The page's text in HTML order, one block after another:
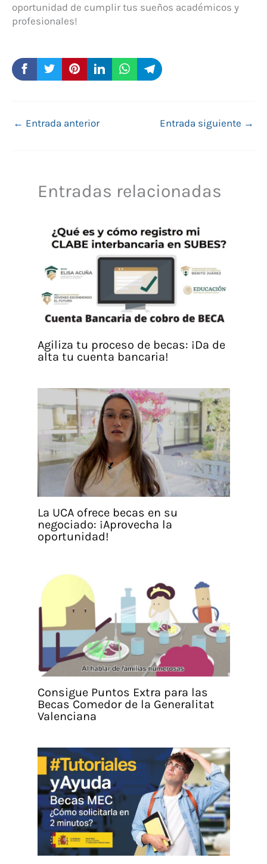
oportunidad de cumplir tus sueños académicos y
profesionales!
← Entrada anterior Entrada siguiente →
Entradas relacionadas
Agiliza tu proceso de becas: ¡Da de
alta tu cuenta bancaria!
La UCA ofrece becas en su
negociado: ¡Aprovecha la
oportunidad!
Consigue Puntos Extra para las
Becas Comedor de la Generalitat
Valenciana